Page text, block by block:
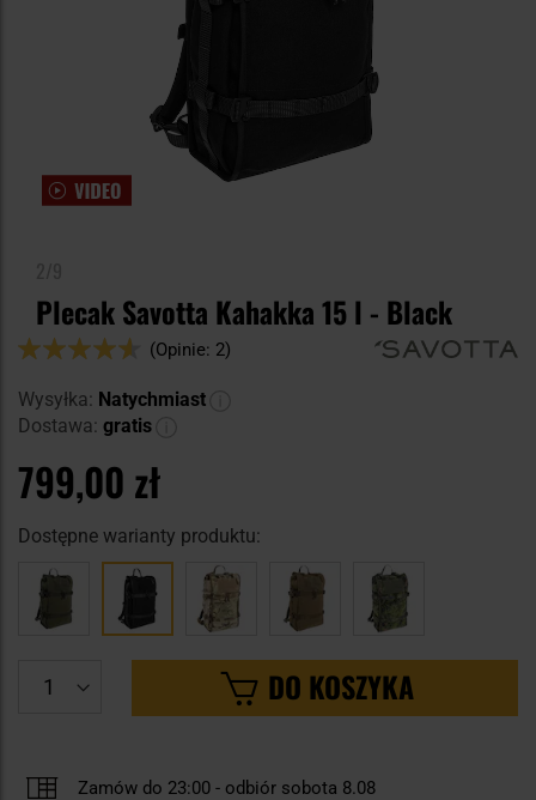
Plecak Savotta Kahakka 15 l - Black
Ocena:
(Opinie: 2)
Wysyłka: Natychmiast
Dostawa: gratis
799,00 zł
Dostępne warianty produktu:
DO KOSZYKA
Zamów do 23:00 - odbiór sobota 8.08